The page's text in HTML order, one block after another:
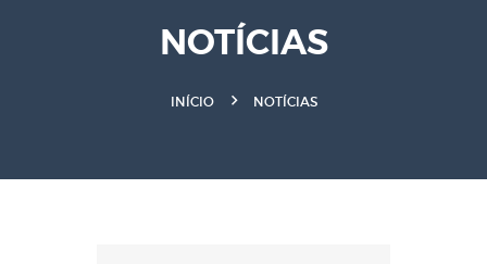
NOTÍCIAS
INÍCIO NOTÍCIAS